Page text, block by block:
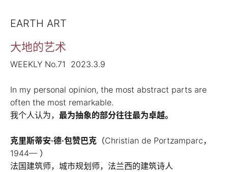
EARTH ART
大地的艺术
WEEKLY No.71 2023.3.9
In my personal opinion, the most abstract parts are
often the most remarkable.
我个人认为， 最为抽象的部分往往最为卓越。
克里斯蒂安·德·包赞巴克 （Christian de Portzamparc，
1944— ）
法国建筑师，城市规划师，法兰西的建筑诗人